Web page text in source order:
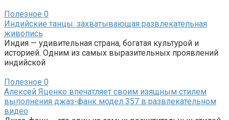
Полезное 0
Индийские танцы: захватывающая развлекательная
живопись
Индия — удивительная страна, богатая культурой и
историей. Одним из самых выразительных проявлений
индийской
Полезное 0
Алексей Яценко впечатляет своим изящным стилем
выполнения джаз-фанк модел 357 в развлекательном
видео